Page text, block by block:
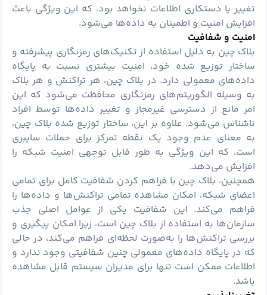
تغییر یا دستکاری اطلاعات نخواهد بود، که این ویژگی باعث
افزایش امنیت و اطمینان به داده‌ها می‌شود.
امنیت و شفافیت
بلاک چین به دلیل استفاده از تکنیک‌های رمزنگاری پیشرفته و
ساختار توزیع شده خود، امنیت بیشتری نسبت به پایگاه
داده‌های معمولی دارد. در بلاک چین، هر تراکنش و هر بلاک
به وسیله الگوریتم‌های رمزنگاری محافظت می‌شود که این
امر مانع از دسترسی غیرمجاز و تغییر داده‌ها توسط افراد
ناشناس می‌شود. علاوه بر این، ساختار توزیع شده بلاک چین،
به معنای عدم وجود یک نقطه تمرکز برای حملات سایبری
است، که این ویژگی به طور قابل توجهی امنیت شبکه را
افزایش می‌دهد.
همچنین، بلاک چین با فراهم کردن شفافیت کامل برای تمامی
اعضای شبکه، امکان مشاهده تمامی تراکنش‌ها و داده‌ها را
فراهم می‌کند. این شفافیت یکی از عوامل اصلی جذب
سازمان‌ها به استفاده از بلاک چین است، زیرا امکان پیگیری و
بررسی تراکنش‌ها را به‌صورت لحظه‌ای فراهم می‌کند، در حالی
که در پایگاه داده‌های معمولی چنین شفافیتی وجود ندارد و
اطلاعات ممکن است تنها برای مدیران سیستم قابل مشاهده
باشد.